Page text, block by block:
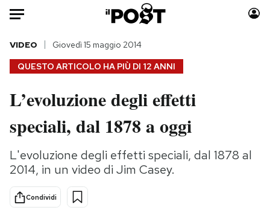
Auto
HOME
Italia
Politica
Tecnologia
Internet
Scienza
Cultura
Moda
Consumismi
Storie/Idee
Ok Boomer!
QUESTO ARTICOLO HA PIÙ DI 12 ANNI
VIDEO Giovedì 15 maggio 2014
L’evoluzione degli effetti
speciali, dal 1878 a oggi
L'evoluzione degli effetti speciali, dal 1878 al
2014, in un video di Jim Casey.
Condividi